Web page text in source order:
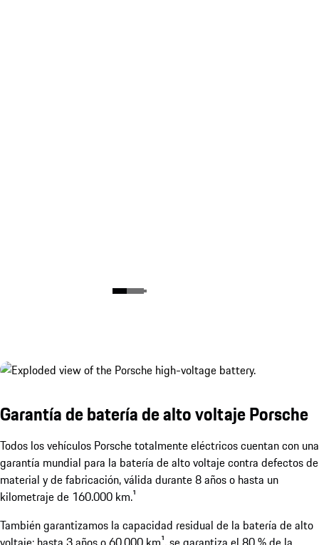
Garantía de batería de alto voltaje Porsche
Todos los vehículos Porsche totalmente eléctricos cuentan con una
garantía mundial para la batería de alto voltaje contra defectos de
material y de fabricación, válida durante 8 años o hasta un
kilometraje de 160.000 km.¹
También garantizamos la capacidad residual de la batería de alto